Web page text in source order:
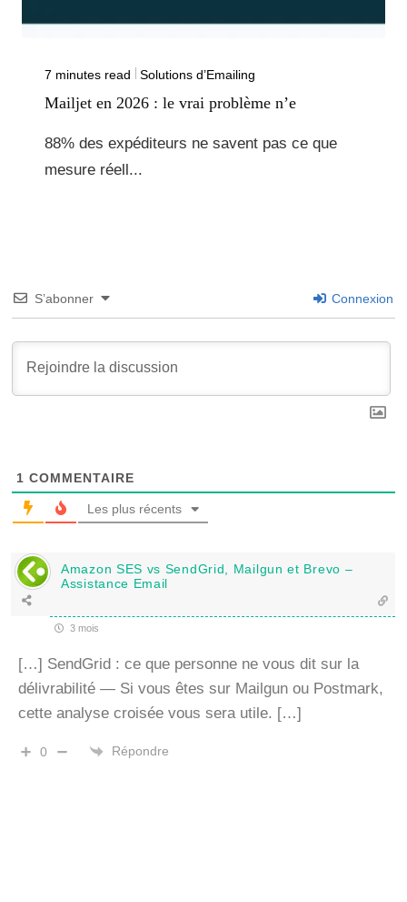
7 minutes read Solutions d’Emailing
Mailjet en 2026 : le vrai problème n’e
88% des expéditeurs ne savent pas ce que
mesure réell...
S’abonner Connexion
1 COMMENTAIRE
Les plus récents
Amazon SES vs SendGrid, Mailgun et Brevo –
Assistance Email
3 mois
[…] SendGrid : ce que personne ne vous dit sur la
délivrabilité — Si vous êtes sur Mailgun ou Postmark,
cette analyse croisée vous sera utile. […]
0 Répondre